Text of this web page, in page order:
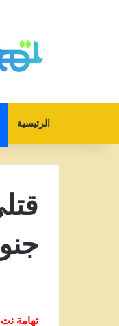
الرئيسية
تهامة